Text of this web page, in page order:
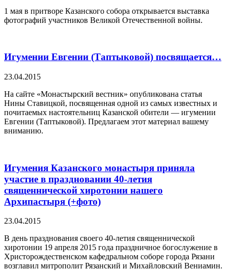
1 мая в притворе Казанского собора открывается выставка
фотографий участников Великой Отечественной войны.
Игумении Евгении (Таптыковой) посвящается…
23.04.2015
На сайте «Монастырский вестник» опубликована статья
Нины Ставицкой, посвященная одной из самых известных и
почитаемых настоятельниц Казанской обители — игумении
Евгении (Таптыковой). Предлагаем этот материал вашему
вниманию.
Игумения Казанского монастыря приняла
участие в праздновании 40-летия
священнической хиротонии нашего
Архипастыря (+фото)
23.04.2015
В день празднования своего 40-летия священнической
хиротонии 19 апреля 2015 года праздничное богослужение в
Христорождественском кафедральном соборе города Рязани
возглавил митрополит Рязанский и Михайловский Вениамин.